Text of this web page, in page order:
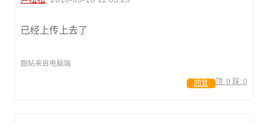
已经上传上去了
跟帖来自电脑端
顶: 0 踩: 0
回复